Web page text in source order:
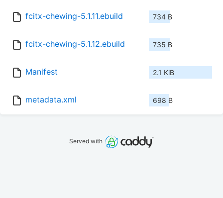
fcitx-chewing-5.1.11.ebuild 734 B
fcitx-chewing-5.1.12.ebuild 735 B
Manifest 2.1 KiB
metadata.xml 698 B
Served with